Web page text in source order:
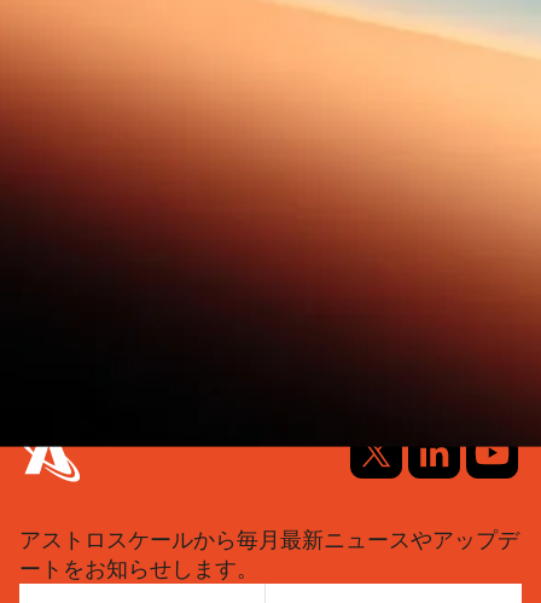
アストロスケールから毎月最新ニュースやアップデ
ートをお知らせします。